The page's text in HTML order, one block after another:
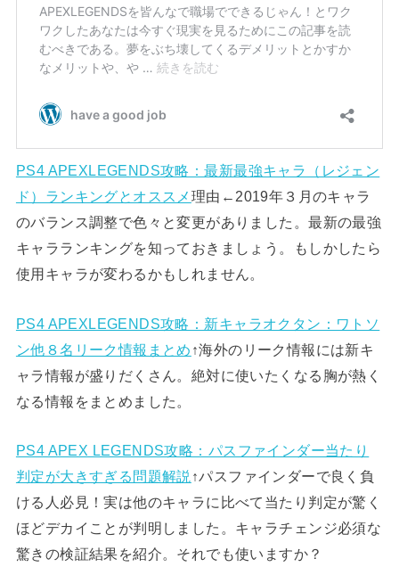
PS4 APEXLEGENDS攻略：最新最強キャラ（レジェン
ド）ランキングとオススメ 理由←2019年３月のキャラ
のバランス調整で色々と変更がありました。最新の最強
キャラランキングを知っておきましょう。もしかしたら
使用キャラが変わるかもしれません。
PS4 APEXLEGENDS攻略：新キャラオクタン：ワトソ
ン他８名リーク情報まとめ ↑海外のリーク情報には新キ
ャラ情報が盛りだくさん。絶対に使いたくなる胸が熱く
なる情報をまとめました。
PS4 APEX LEGENDS攻略：パスファインダー当たり
判定が大きすぎる問題解説 ↑パスファインダーで良く負
ける人必見！実は他のキャラに比べて当たり判定が驚く
ほどデカイことが判明しました。キャラチェンジ必須な
驚きの検証結果を紹介。それでも使いますか？